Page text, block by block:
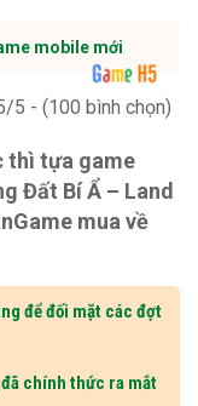
mobile mới
5 - (100 bình chọn)
thì tựa game
Đất Bí Ẩ – Land
mua về
để đối mặt các đợt
chính thức ra mắt